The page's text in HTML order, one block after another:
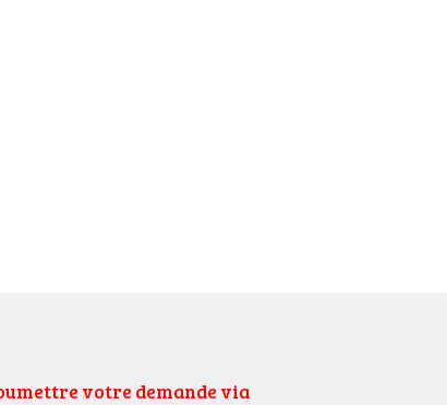
votre demande via